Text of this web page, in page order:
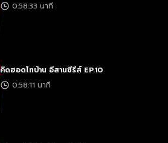
0:58:33 นาที
คิดฮอดไทบ้าน อีสานซีรีส์ EP.10
0:58:11 นาที